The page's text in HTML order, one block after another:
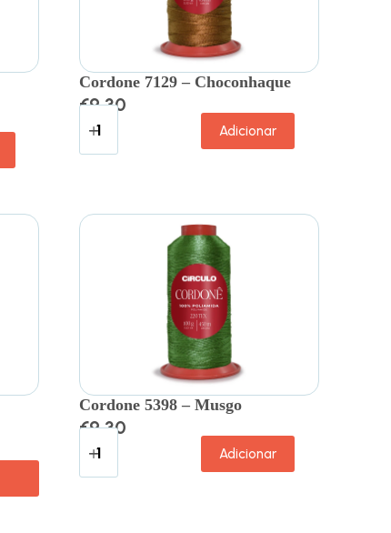
Cordone 7129 – Choconhaque
€9.30
Adicionar
Cordone 5398 – Musgo
€9.30
Adicionar